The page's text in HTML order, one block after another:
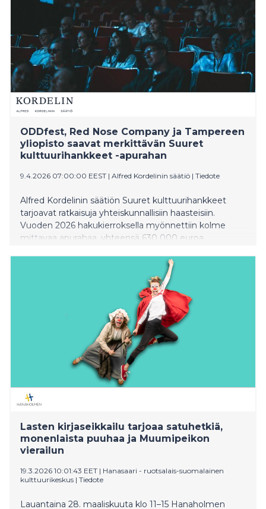
ODDfest, Red Nose Company ja Tampereen
yliopisto saavat merkittävän Suuret
kulttuurihankkeet -apurahan
9.4.2026 07:00:00 EEST | Alfred Kordelinin säätiö | Tiedote
Alfred Kordelinin säätiön Suuret kulttuurihankkeet
tarjoavat ratkaisuja yhteiskunnallisiin haasteisiin.
Vuoden 2026 hakukierroksella myönnettiin kolme
mittavaa apurahaa, yhteensä 630 000 euroa.
ODDfest, kansainvälisille areenoille suuntaava Red
Nose Company sekä Tampereen yliopiston
uraauurtava, harvinaisiin maametalleihin liittyvä
Lasten kirjaseikkailu tarjoaa satuhetkiä,
monenlaista puuhaa ja Muumipeikon
vierailun
19.3.2026 10:01:43 EET | Hanasaari - ruotsalais-suomalainen
kulttuurikeskus | Tiedote
Lauantaina 28. maaliskuuta klo 11–15 Hanaholmen